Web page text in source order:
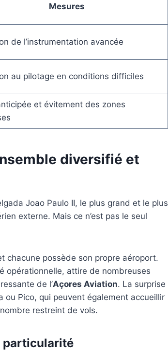
Mesures
de l’instrumentation avancée
au pilotage en conditions difficiles
et évitement des zones
diversifié et
Joao Paulo II, le plus grand et le plus
externe. Mais ce n’est pas le seul
chacune possède son propre aéroport.
opérationnelle, attire de nombreuses
de l’Açores Aviation. La surprise
Pico, qui peuvent également accueillir
restreint de vols.
particularité